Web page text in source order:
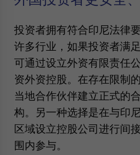
投资者拥有符合印尼法律
许多行业，如果投资者满
可通过设立外资有限责任
资外资控股。在存在限制
当地合作伙伴建立正式的
构。另一种选择是在与印
区域设立控股公司进行间
围内参与。